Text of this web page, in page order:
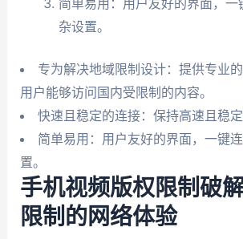
简单易用：用户友好的界面，一
杂设置。
专为解决地域限制设计：提供专业
用户能够访问国内受限制的内容。
快速且稳定的连接：保持高速且稳定
简单易用：用户友好的界面，一键
置。
手机视频版权限制破
限制的网络体验